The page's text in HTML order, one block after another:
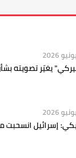
يغيّر تصويته
إسرائيل انسحبت